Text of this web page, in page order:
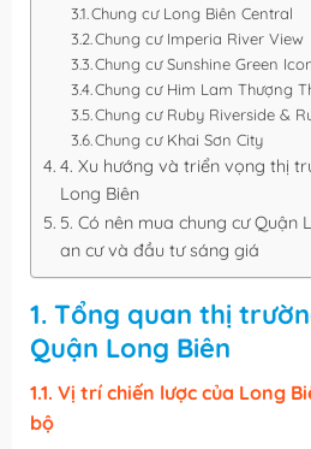
Chung cư Long Biên Central
Chung cư Imperia River View
Chung cư Sunshine Green
Chung cư Him Lam Thượng
Chung cư Ruby Riverside &
Chung cư Khai Sơn City
4. Xu hướng và triển vọng thị
Long Biên
5. Có nên mua chung cư Quận
an cư và đầu tư sáng giá
1. Tổng quan thị
Quận Long Biên
1.1. Vị trí chiến lược của Long
bộ